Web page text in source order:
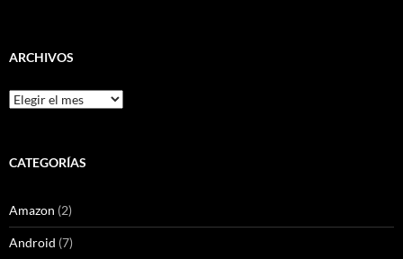
ARCHIVOS
Archivos
CATEGORÍAS
Amazon (2)
Android (7)